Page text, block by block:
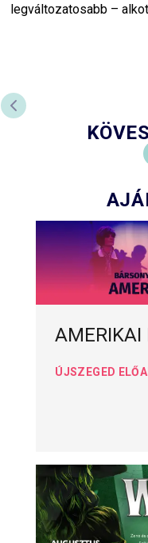
legváltozatosabb –
ELŐZŐ DIA
AMERIKAI
ÚJSZEGED